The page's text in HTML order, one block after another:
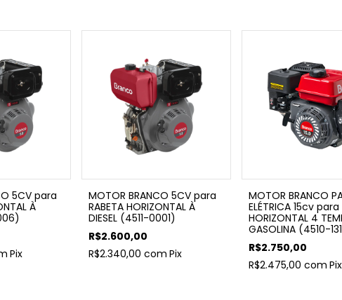
5CV para
À
Pix
MOTOR BRANCO 5CV para
RABETA HORIZONTAL À
DIESEL (4511-0001)
R$2.600,00
R$2.340,00com Pix
MOTOR BRANCO
ELÉTRICA 15cv para
HORIZONTAL 4
GASOLINA (4510-
R$2.750,00
R$2.475,00com Pix